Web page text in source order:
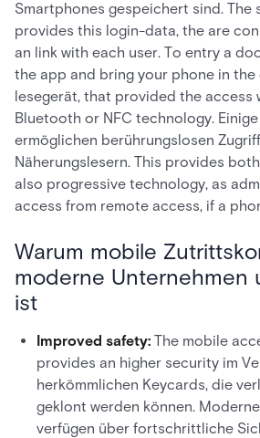
Smartphones gespeichert sind. The
provides this login-data, the are
an link with each user. To entry a
the app and bring your phone in
lesegerät, that provided the access
Bluetooth or NFC technology.
ermöglichen berührungslosen
Näherungslesern. This provides
also progressive technology, as
access from remote access, if a
Warum mobile
moderne Unternehmen
ist
Improved safety: The mobile
provides an higher security im
herkömmlichen Keycards, die
geklont werden können.
verfügen über fortschrittliche